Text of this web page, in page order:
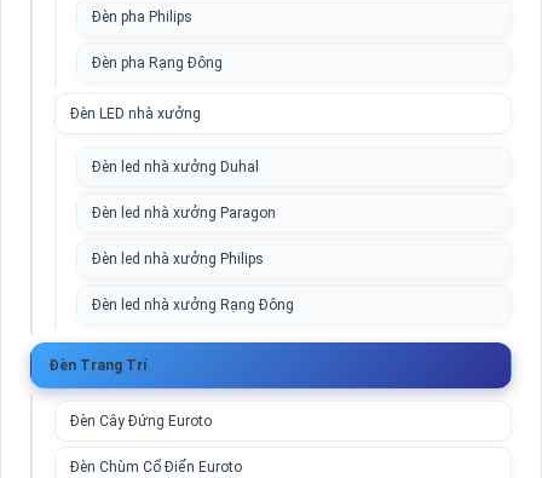
Đèn pha Philips
Đèn pha Rạng Đông
Đèn LED nhà xưởng
Đèn led nhà xưởng Duhal
Đèn led nhà xưởng Paragon
Đèn led nhà xưởng Philips
Đèn led nhà xưởng Rạng Đông
Đèn Trang Trí
Đèn Cây Đứng Euroto
Đèn Chùm Cổ Điển Euroto